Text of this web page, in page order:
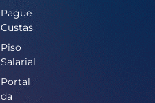
Pague
Custas
Piso
Salarial
Portal
da